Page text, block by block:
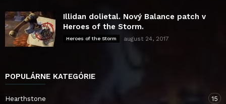
Illidan dolietal. Nový Balance patch v
Heroes of the Storm.
Heroes of the Storm august 24, 2017
POPULÁRNE KATEGÓRIE
Hearthstone 15